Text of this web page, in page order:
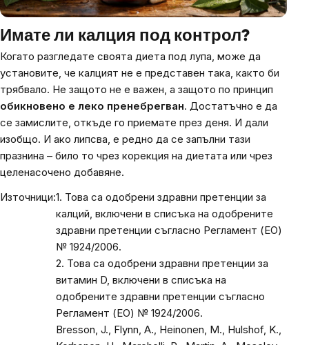
Имате ли калция под контрол?
Когато разгледате своята диета под лупа, може да
установите, че калцият не е представен така, както би
трябвало. Не защото не е важен, а защото по принцип
обикновено е леко пренебрегван. Достатъчно е да
се замислите, откъде го приемате през деня. И дали
изобщо. И ако липсва, е редно да се запълни тази
празнина – било то чрез корекция на диетата или чрез
целенасочено добавяне.
Източници:1. Това са одобрени здравни претенции за
калций, включени в списъка на одобрените
здравни претенции съгласно Регламент (ЕО)
№ 1924/2006.
2. Това са одобрени здравни претенции за
витамин D, включени в списъка на
одобрените здравни претенции съгласно
Регламент (ЕО) № 1924/2006.
Bresson, J., Flynn, A., Heinonen, M., Hulshof, K.,